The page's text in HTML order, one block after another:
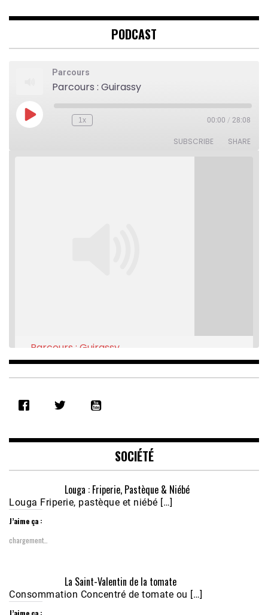
PODCAST
Parcours
Parcours : Guirassy
Play
Episode
Rewind
1x 00:00 / 28:08
SUBSCRIBE SHARE
RSS FEED
EMBED
Parcours : Guirassy
Feb 16, 2021 • 28:08
Nobana (Podologue)
Feb 24, 2021 • 28mn
SOCIÉTÉ
Louga : Friperie, Pastèque & Niébé
Louga Friperie, pastèque et niébé […]
J’aime ça :
chargement…
La Saint-Valentin de la tomate
Consommation Concentré de tomate ou […]